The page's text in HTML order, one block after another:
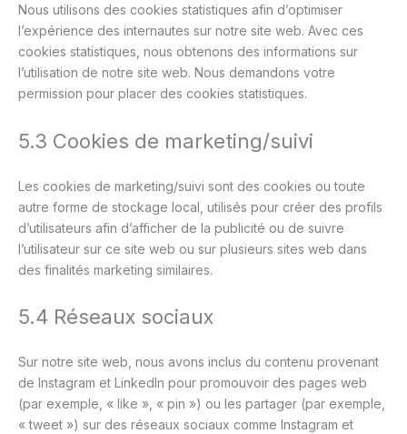
Nous utilisons des cookies statistiques afin d’optimiser
l’expérience des internautes sur notre site web. Avec ces
cookies statistiques, nous obtenons des informations sur
l’utilisation de notre site web. Nous demandons votre
permission pour placer des cookies statistiques.
5.3 Cookies de marketing/suivi
Les cookies de marketing/suivi sont des cookies ou toute
autre forme de stockage local, utilisés pour créer des profils
d’utilisateurs afin d’afficher de la publicité ou de suivre
l’utilisateur sur ce site web ou sur plusieurs sites web dans
des finalités marketing similaires.
5.4 Réseaux sociaux
Sur notre site web, nous avons inclus du contenu provenant
de Instagram et LinkedIn pour promouvoir des pages web
(par exemple, « like », « pin ») ou les partager (par exemple,
« tweet ») sur des réseaux sociaux comme Instagram et